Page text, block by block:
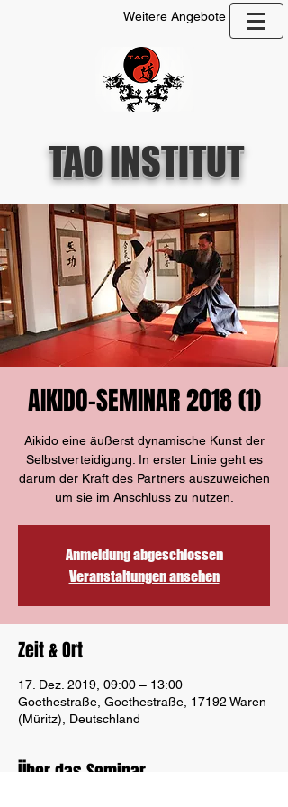
Weitere Angebote
TAO INSTITUT
AIKIDO-SEMINAR 2018 (1)
Aikido eine äußerst dynamische Kunst der
Selbstverteidigung. In erster Linie geht es
darum der Kraft des Partners auszuweichen
um sie im Anschluss zu nutzen.
Anmeldung abgeschlossen
Veranstaltungen ansehen
Zeit & Ort
17. Dez. 2019, 09:00 – 13:00
Goethestraße, Goethestraße, 17192 Waren
(Müritz), Deutschland
Über das Seminar